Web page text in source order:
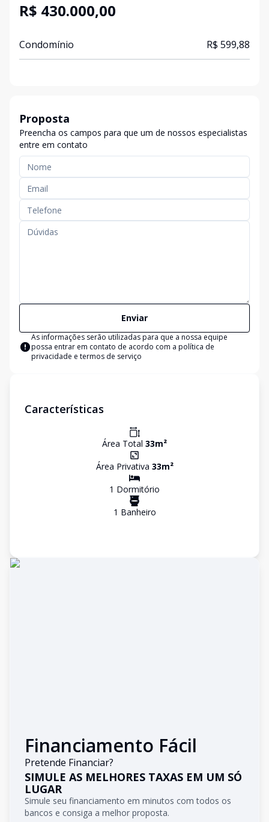
R$ 430.000,00
Condomínio R$ 599,88
Proposta
Preencha os campos para que um de nossos especialistas
entre em contato
Enviar
As informações serão utilizadas para que a nossa equipe
possa entrar em contato de acordo com a política de
privacidade e termos de serviço
Características
Área Total 33m²
Área Privativa 33m²
1 Dormitório
1 Banheiro
Financiamento Fácil
Pretende Financiar?
SIMULE AS MELHORES TAXAS EM UM SÓ
LUGAR
Simule seu financiamento em minutos com todos os
bancos e consiga a melhor proposta.